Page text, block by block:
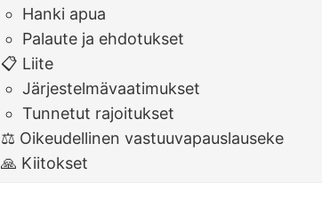
Hanki apua
Palaute ja ehdotukset
📋 Liite
Järjestelmävaatimukset
Tunnetut rajoitukset
⚖️ Oikeudellinen vastuuvapauslauseke
🙏 Kiitokset